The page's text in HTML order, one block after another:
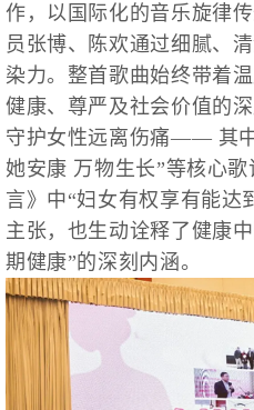
作，以国际化的音乐旋律
员张博、陈欢通过细腻、
染力。整首歌曲始终带着
健康、尊严及社会价值的
守护女性远离伤痛—— 其
她安康 万物生长”等核心
言》中“妇女有权享有能达
主张，也生动诠释了健康
期健康”的深刻内涵。